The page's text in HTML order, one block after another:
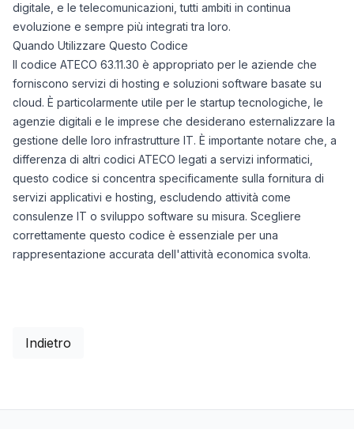
digitale, e le telecomunicazioni, tutti ambiti in continua
evoluzione e sempre più integrati tra loro.
Quando Utilizzare Questo Codice
Il codice ATECO 63.11.30 è appropriato per le aziende che
forniscono servizi di hosting e soluzioni software basate su
cloud. È particolarmente utile per le startup tecnologiche, le
agenzie digitali e le imprese che desiderano esternalizzare la
gestione delle loro infrastrutture IT. È importante notare che, a
differenza di altri codici ATECO legati a servizi informatici,
questo codice si concentra specificamente sulla fornitura di
servizi applicativi e hosting, escludendo attività come
consulenze IT o sviluppo software su misura. Scegliere
correttamente questo codice è essenziale per una
rappresentazione accurata dell'attività economica svolta.
Indietro